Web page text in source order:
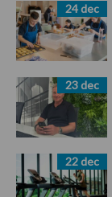
24 dec
23 dec
22 dec